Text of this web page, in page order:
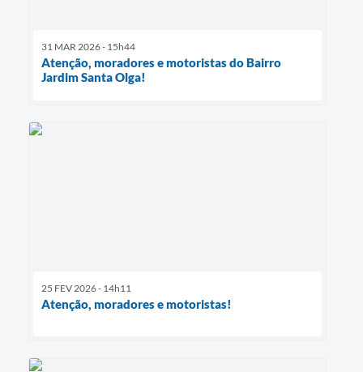
31 MAR 2026 - 15h44
Atenção, moradores e motoristas do Bairro
Jardim Santa Olga!
25 FEV 2026 - 14h11
Atenção, moradores e motoristas!